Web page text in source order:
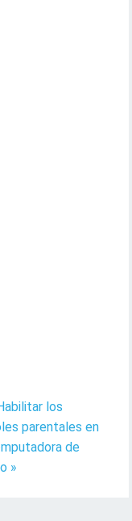
los
parentales en
de
»